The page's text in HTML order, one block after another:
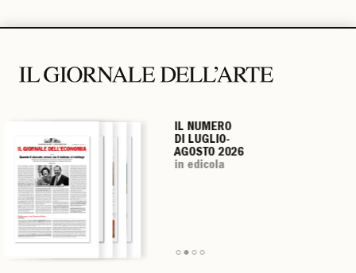
IL NUMERO
DI LUGLIO-
AGOSTO 2026
in edicola
IL NUMERO
DI LUGLIO-
AGOSTO 2026
in edicola
IL NUMERO
DI LUGLIO-
AGOSTO 2026
in edicola
IL NUMERO
DI LUGLIO-
AGOSTO 2026
in edicola